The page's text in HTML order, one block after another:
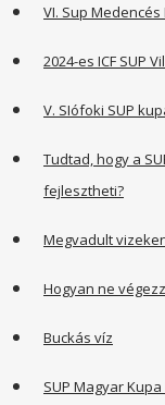
VI. Sup
2024-es ICF SUP
V. SIófoki SUP
Tudtad, hogy a
fejlesztheti?
Megvadult
Hogyan ne
Buckás víz
SUP Magyar